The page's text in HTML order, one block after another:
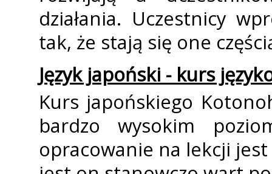
działania. Uczestnicy
tak, że stają się one
Język japoński - kurs
Kurs japońskiego
bardzo wysokim
opracowanie na lekcji